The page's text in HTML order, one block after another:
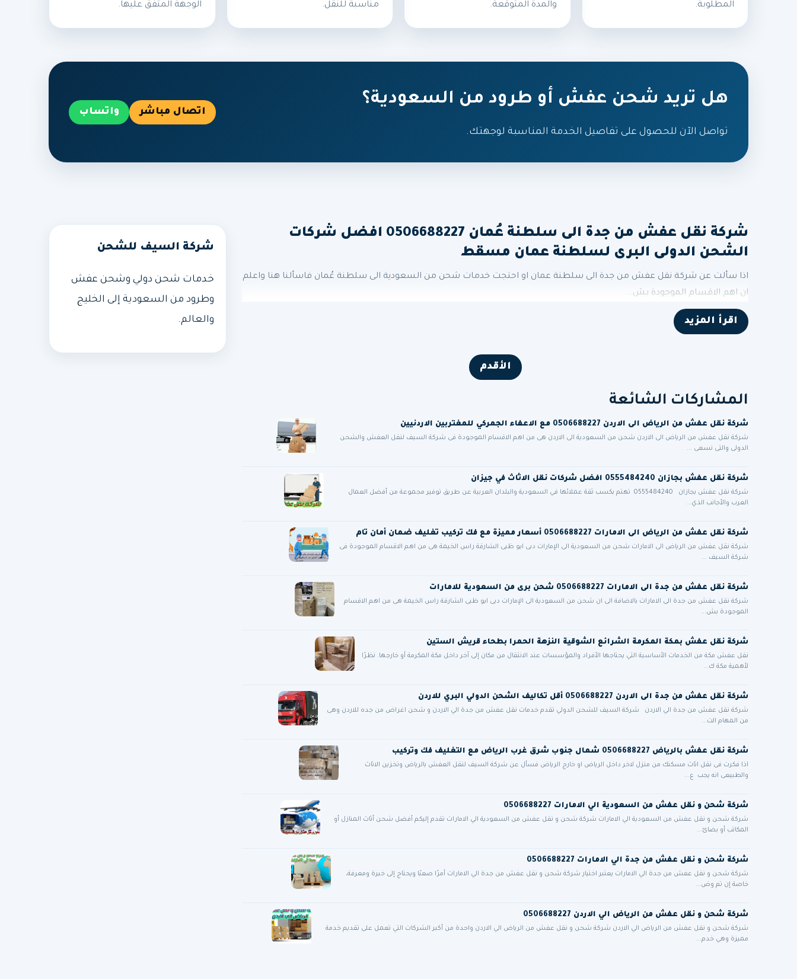
المطلوبة.
والمدة المتوقعة.
مناسبة للنقل.
الوجهة المتفق عليها.
هل تريد شحن عفش أو طرود من السعودية؟
تواصل الآن للحصول على تفاصيل الخدمة المناسبة لوجهتك.
اتصال مباشر واتساب
شركة نقل عفش من جدة الى سلطنة عُمان 0506688227 افضل شركات
الشحن الدولى البرى لسلطنة عمان مسقط
اذا سألت عن شركة نقل عفش من جدة الى سلطنة عمان او احتجت خدمات شحن من السعودية الى سلطنة عُمان فاسألنا هنا واعلم
ان اهم الاقسام الموجودة بش...
اقرأ المزيد
الأقدم
المشاركات الشائعة
شركة نقل عفش من الرياض الى الاردن 0506688227 مع الاعفاء الجمركي للمغتربين الاردنيين
شركة نقل عفش من الرياض الى الاردن شحن من السعودية الى الاردن هى من اهم الاقسام الموجودة فى شركة السيف لنقل العفش والشحن
الدولى والتى نسعى ...
شركة نقل عفش بجازان 0555484240 افضل شركات نقل الاثاث في جيزان
شركة نقل عفش بجازان 0555484240 تهتم بكسب ثقة عملائها في السعودية والبلدان العربية عن طريق توفير مجموعة من أفضل العمال
العرب والأجانب الذي...
شركة نقل عفش من الرياض الى الامارات 0506688227 أسعار مميزة مع فك تركيب تغليف ضمان أمان تام
شركة نقل عفش من الرياض الى الامارات شحن من السعودية الى الإمارات دبى ابو ظبى الشارقة راس الخيمة هى من اهم الاقسام الموجودة فى
شركة السيف ...
شركة نقل عفش من جدة الى الامارات 0506688227 شحن برى من السعودية للامارات
شركة نقل عفش من جدة الى الامارات بالاضافة الى ان شحن من السعودية الى الإمارات دبى ابو ظبى الشارقة راس الخيمة هى من اهم الاقسام
الموجودة بش...
شركة نقل عفش بمكة المكرمة الشرائع الشوقية النزهة الحمرا بطحاء قريش الستين
نقل عفش مكة من الخدمات الأساسية التي يحتاجها الأفراد والمؤسسات عند الانتقال من مكان إلى آخر داخل مكة المكرمة أو خارجها. نظرًا
لأهمية مكة ك...
شركة نقل عفش من جدة الى الاردن 0506688227 أقل تكاليف الشحن الدولي البري للاردن
شركة نقل عفش من جدة الي الاردن شركة السيف للشحن الدولي تقدم خدمات نقل عفش من جدة الي الاردن و شحن اغراض من جده للاردن وهى
من المهام الت...
شركة نقل عفش بالرياض 0506688227 شمال جنوب شرق غرب الرياض مع التغليف فك وتركيب
اذا فكرت فى نقل اثاث مسكنك من منزل لاخر داخل الرياض او خارج الرياض فسأل عن شركة السيف لنقل العفش بالرياض وتخزين الاثاث
والطبيعى انه يجب ع...
شركة شحن و نقل عفش من السعودية الي الامارات 0506688227
شركة شحن و نقل عفش من السعودية الي الامارات شركة شحن و نقل عفش من السعودية الي الامارات تقدم إليكم أفضل شحن أثاث المنازل أو
المكاتب أو بضائ...
شركة شحن و نقل عفش من جدة الي الامارات 0506688227
شركة شحن و نقل عفش من جدة الي الامارات يعتبر اختيار شركة شحن و نقل عفش من جدة الي الامارات أمرًا صعبًا ويحتاج إلى خبرة ومعرفة،
خاصة إن تم وض...
شركة شحن و نقل عفش من الرياض الي الاردن 0506688227
شركة شحن و نقل عفش من الرياض الي الاردن شركة شحن و نقل عفش من الرياض الي الاردن واحدة من أكبر الشركات التي تعمل على تقديم خدمة
مميزة وهي خدم...
شركة السيف للشحن
خدمات شحن دولي وشحن عفش
وطرود من السعودية إلى الخليج
والعالم.